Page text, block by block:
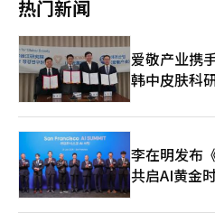
日上涨15.46点（2.06%），报
在KOSDAQ市值较大的股票中，
涨约3%，EcoProBM上涨约1%
5%，Jusung Engineering上涨约4%。 一位研究员表
国内股市在油价和利率上升压力、
下，仍因CAPEX指导上调而出现
续维持波动性行情，并可能因现代
公司的业绩结果而转向行业间的
智能（AI）系统翻译与编辑。
6.15%，报259000韩元，SK海力
元。SK平方上涨6.46%，三星电机
星生命和KB金融分别上涨3.72%、
平收盘。 科斯达克指数收盘报753.34点，较前一交易日上涨3.70
点（0.49%）。尽管早盘一度下跌
并转为上涨。在科斯达克市场上，
元，而外资和机构分别净卖出1343亿
克市值较大的股票也普遍上涨。阿
1.30%，报273000韩元，EcoPro
元。EcoPro上涨2.31%，报
9.73%，报411500韩元。相对而
0.47%和0.49%。 当天股市的反弹受到半导体出口强劲的影响。韩
热门新闻
爱敬产业携
韩中皮肤科
李在明发布
共启AI黄金